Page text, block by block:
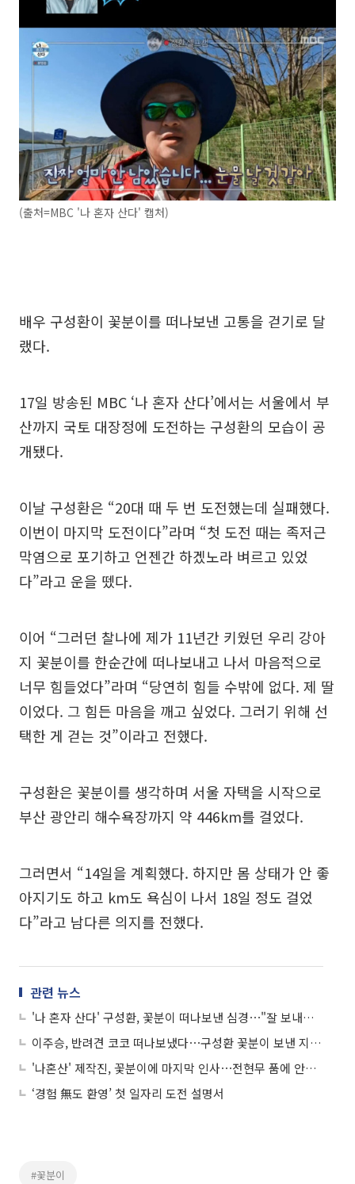
(출처=MBC '나 혼자 산다' 캡처)
배우 구성환이 꽃분이를 떠나보낸 고통을 걷기로 달
랬다.
17일 방송된 MBC ‘나 혼자 산다’에서는 서울에서 부
산까지 국토 대장정에 도전하는 구성환의 모습이 공
개됐다.
이날 구성환은 “20대 때 두 번 도전했는데 실패했다.
이번이 마지막 도전이다”라며 “첫 도전 때는 족저근
막염으로 포기하고 언젠간 하겠노라 벼르고 있었
다”라고 운을 뗐다.
이어 “그러던 찰나에 제가 11년간 키웠던 우리 강아
지 꽃분이를 한순간에 떠나보내고 나서 마음적으로
너무 힘들었다”라며 “당연히 힘들 수밖에 없다. 제 딸
이었다. 그 힘든 마음을 깨고 싶었다. 그러기 위해 선
택한 게 걷는 것”이라고 전했다.
구성환은 꽃분이를 생각하며 서울 자택을 시작으로
부산 광안리 해수욕장까지 약 446km를 걸었다.
그러면서 “14일을 계획했다. 하지만 몸 상태가 안 좋
아지기도 하고 km도 욕심이 나서 18일 정도 걸었
다”라고 남다른 의지를 전했다.
관련 뉴스
'나 혼자 산다' 구성환, 꽃분이 떠나보낸 심경⋯"잘 보내주고 와, 한 번씩 울컥"
이주승, 반려견 코코 떠나보냈다⋯구성환 꽃분이 보낸 지 2주 만의 비보
'나혼산' 제작진, 꽃분이에 마지막 인사⋯전현무 품에 안긴 "예쁜 강아지"
‘경험 無도 환영’ 첫 일자리 도전 설명서
#꽃분이